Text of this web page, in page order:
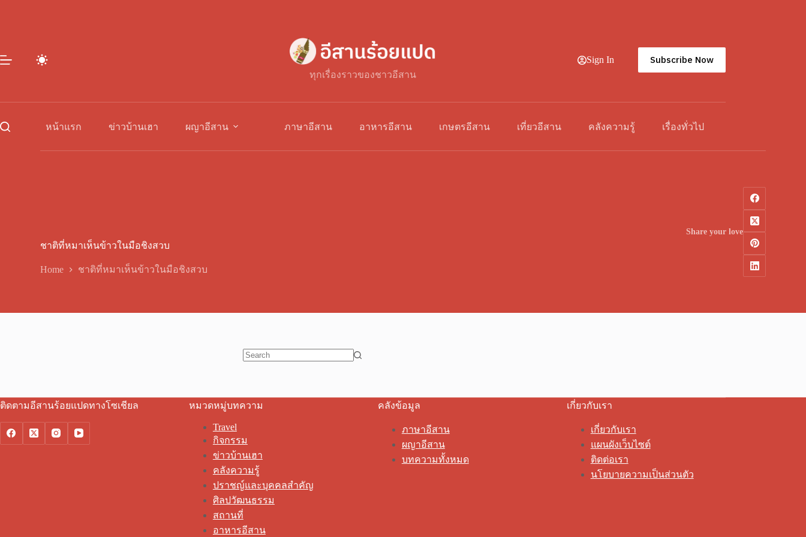
ทุกเรื่องราวของชาวอีสาน
Sign In Subscribe Now
หน้าแรก ข่าวบ้านเฮา ผญาอีสาน ภาษาอีสาน อาหารอีสาน เกษตรอีสาน เที่ยวอีสาน คลังความรู้ เรื่องทั่วไป
ชาติที่หมาเห็นข้าวในมือชิงสวบ
Home ชาติที่หมาเห็นข้าวในมือชิงสวบ
Share your love
ติดตามอีสานร้อยแปดทางโซเชียล หมวดหมู่บทความ
Travel
กิจกรรม
ข่าวบ้านเฮา
คลังความรู้
ปราชญ์และบุคคลสำคัญ
ศิลปวัฒนธรรม
สถานที่
อาหารอีสาน
คลังข้อมูล
ภาษาอีสาน
ผญาอีสาน
บทความทั้งหมด
เกี่ยวกับเรา
เกี่ยวกับเรา
แผนผังเว็บไซต์
ติดต่อเรา
นโยบายความเป็นส่วนตัว